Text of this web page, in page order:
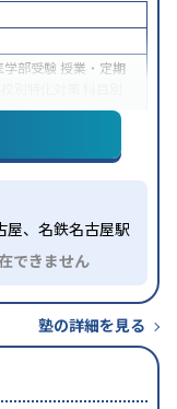
学部受験 授業・定期
別特化対策
能
屋、名鉄名古屋駅
できません
塾の詳細を見る